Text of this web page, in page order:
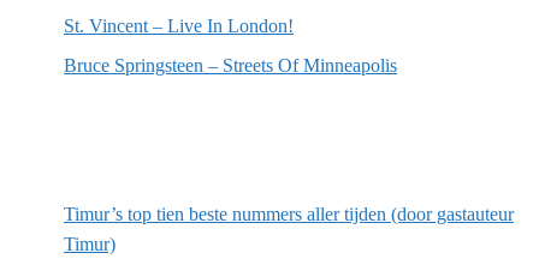
St. Vincent – Live In London!
Bruce Springsteen – Streets Of Minneapolis
Timur’s top tien beste nummers aller tijden (door gastauteur
Timur)